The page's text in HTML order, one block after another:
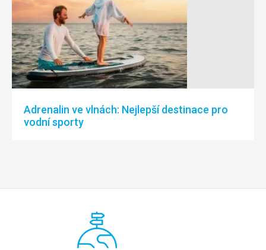
Adrenalin ve vlnách: Nejlepší destinace pro
vodní sporty